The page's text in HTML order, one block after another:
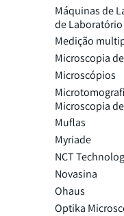
Máquinas de
de Laboratório
Medição
Microscopia
Microscópios
Microscopia
Muflas
Myriade
NCT
Novasina
Ohaus
Optika